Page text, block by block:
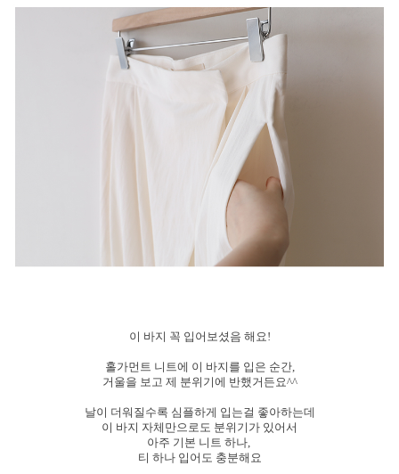
이 바지 꼭 입어보셨음 해요!
홀가먼트 니트에 이 바지를 입은 순간,
거울을 보고 제 분위기에 반했거든요^^
날이 더워질수록 심플하게 입는걸 좋아하는데
이 바지 자체만으로도 분위기가 있어서
아주 기본 니트 하나,
티 하나 입어도 충분해요